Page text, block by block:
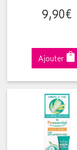
9,90€
Ajouter